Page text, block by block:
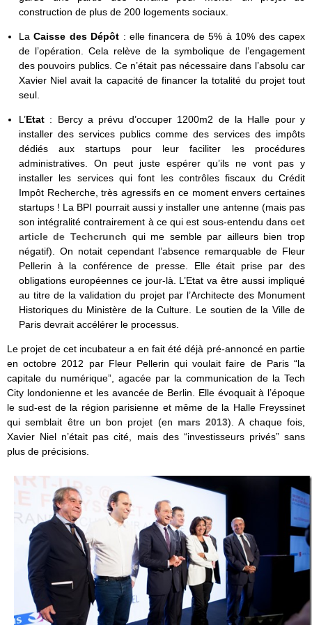
construction de plus de 200 logements sociaux.
LaCaisse des Dépôt : elle financera de 5% à 10% des capex
de l’opération. Cela relève de la symbolique de l’engagement
des pouvoirs publics. Ce n’était pas nécessaire dans l’absolu car
Xavier Niel avait la capacité de financer la totalité du projet tout
seul.
L’Etat: Bercy a prévu d’occuper 1200m2 de la Halle pour y
installer des services publics comme des services des impôts
dédiés aux startups pour leur faciliter les procédures
administratives. On peut juste espérer qu’ils ne vont pas y
installer les services qui font les contrôles fiscaux du Crédit
Impôt Recherche, très agressifs en ce moment envers certaines
startups ! La BPI pourrait aussi y installer une antenne (mais pas
son intégralité contrairement à ce qui est sous-entendu dans cet
article de Techcrunch qui me semble par ailleurs bien trop
négatif). On notait cependant l’absence remarquable de Fleur
Pellerin à la conférence de presse. Elle était prise par des
obligations européennes ce jour-là. L’Etat va être aussi impliqué
au titre de la validation du projet par l’Architecte des Monument
Historiques du Ministère de la Culture. Le soutien de la Ville de
Paris devrait accélérer le processus.
Le projet de cet incubateur a en fait été déjà pré-annoncé en partie
en octobre 2012 par Fleur Pellerin qui voulait faire de Paris “la
capitale du numérique”, agacée par la communication de la Tech
City londonienne et les avancée de Berlin. Elle évoquait à l’époque
le sud-est de la région parisienne et même de la Halle Freyssinet
qui semblait être un bon projet (en mars 2013). A chaque fois,
Xavier Niel n’était pas cité, mais des “investisseurs privés” sans
plus de précisions.